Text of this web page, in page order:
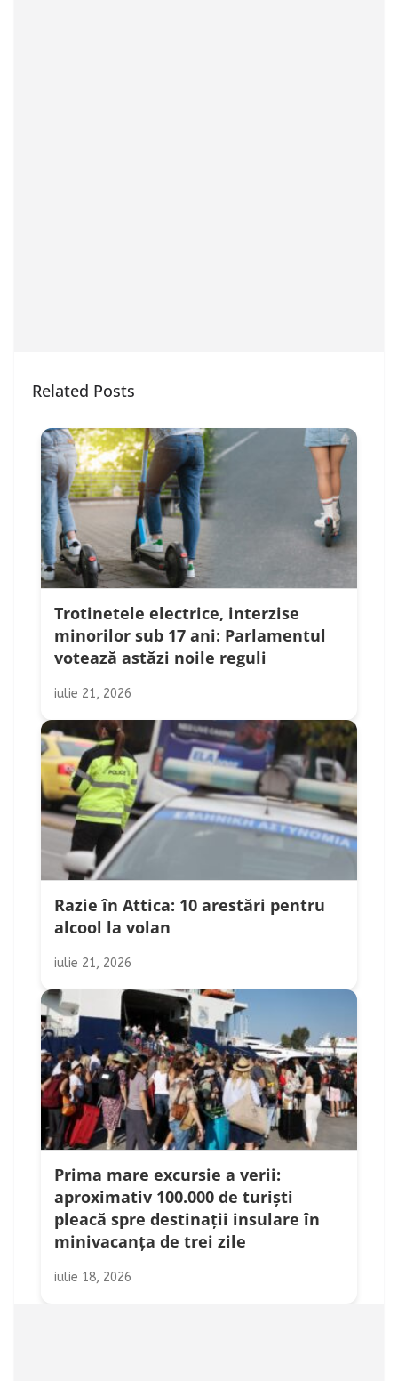
Related Posts
Trotinetele electrice, interzise
minorilor sub 17 ani: Parlamentul
votează astăzi noile reguli
iulie 21, 2026
Razie în Attica: 10 arestări pentru
alcool la volan
iulie 21, 2026
Prima mare excursie a verii:
aproximativ 100.000 de turiști
pleacă spre destinații insulare în
minivacanța de trei zile
iulie 18, 2026